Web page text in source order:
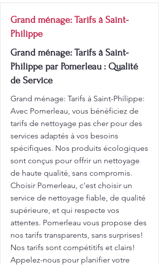
Grand ménage: Tarifs à Saint-
Philippe
Grand ménage: Tarifs à Saint-
Philippe par Pomerleau : Qualité
de Service
Grand ménage: Tarifs à Saint-Philippe:
Avec Pomerleau, vous bénéficiez de
tarifs de nettoyage pas cher pour des
services adaptés à vos besoins
spécifiques. Nos produits écologiques
sont conçus pour offrir un nettoyage
de haute qualité, sans compromis.
Choisir Pomerleau, c'est choisir un
service de nettoyage fiable, de qualité
supérieure, et qui respecte vos
attentes. Pomerleau vous propose des
nos tarifs transparents, sans surprises!
Nos tarifs sont compétitifs et clairs!
Appelez-nous pour planifier votre